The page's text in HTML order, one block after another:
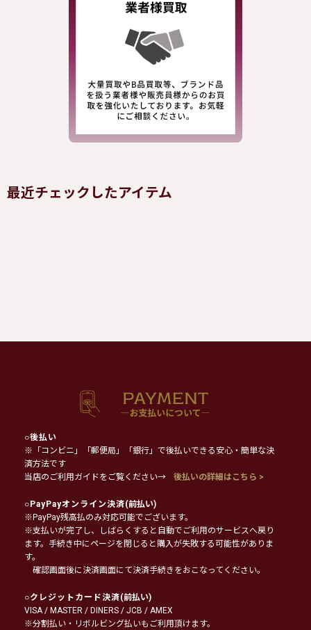
最近チェックしたアイテム
○後払い
※「コンビニ」「郵便局」「銀行」で後払いできる安心・簡単な決
済方法です
当店のご利用ガイドをご覧ください→
後払いの詳細はこちら >
○PayPayオンライン決済(前払い)
※PayPay残高払のみ対応可能でございます。
※支払いが完了し、しばらくすると自動でご利用のサービスへ戻り
ます。手続き中にページを閉じると購入が失敗する可能性がありま
す。
確認画面後に決済画面にて決済手続きをおこなってください。
○クレジットカード決済(前払い)
VISA / MASTER / DINERS / JCB / AMEX
※分割払い・リボルビング払いもご利用頂けます。